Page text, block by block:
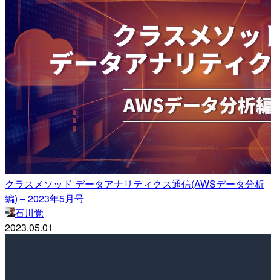
クラスメソッド データアナリティクス通信(AWSデータ分析
編) – 2023年5月号
石川覚
2023.05.01